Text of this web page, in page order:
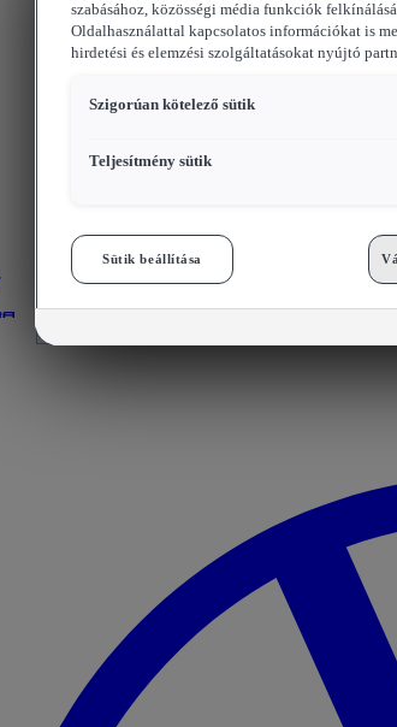
szabásához, közösségi média funkciók
Oldalhasználattal kapcsolatos információkat is
hirdetési és elemzési szolgáltatásokat nyújtó
Szigorúan kötelező sütik
Teljesítmény sütik
Sütik beállítása